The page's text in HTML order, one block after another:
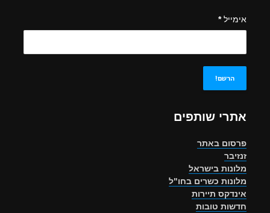
אימייל*
אתרי שותפים
פרסום באתר
זנזיבר
מלונות בישראל
מלונות כשרים בחו"ל
אינדקס תיירות
חדשות טובות